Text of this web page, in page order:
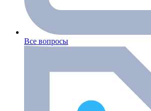
Все вопросы